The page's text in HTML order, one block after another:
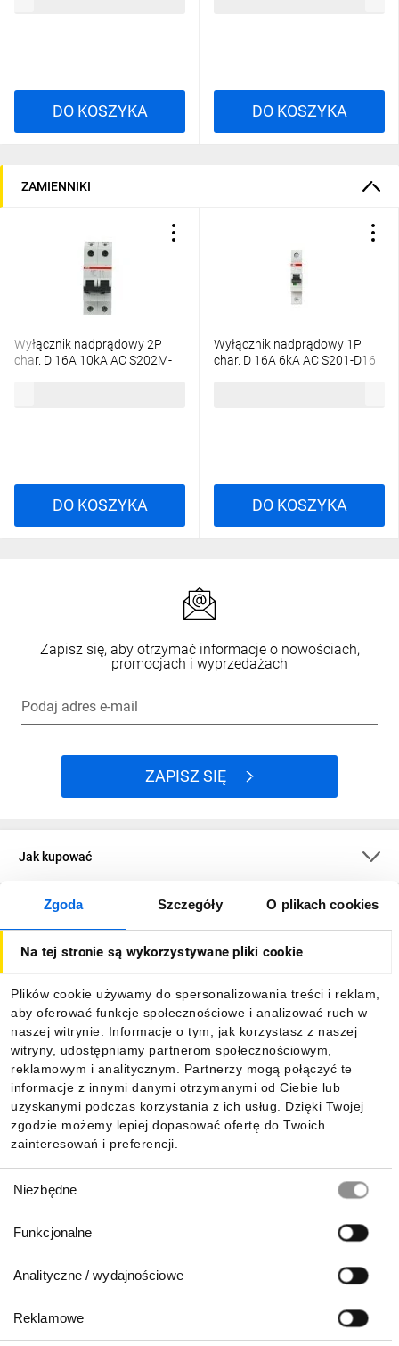
Zgoda Szczegóły O plikach cookies
Na tej stronie są wykorzystywane pliki cookie
Plików cookie używamy do spersonalizowania treści i reklam,
aby oferować funkcje społecznościowe i analizować ruch w
naszej witrynie. Informacje o tym, jak korzystasz z naszej
witryny, udostępniamy partnerom społecznościowym,
reklamowym i analitycznym. Partnerzy mogą połączyć te
informacje z innymi danymi otrzymanymi od Ciebie lub
uzyskanymi podczas korzystania z ich usług. Dzięki Twojej
zgodzie możemy lepiej dopasować ofertę do Twoich
zainteresowań i preferencji.
zgody
Niezbędne
Funkcjonalne
Analityczne / wydajnościowe
Reklamowe
DO KOSZYKA DO KOSZYKA
ZAMIENNIKI
Wyłącznik nadprądowy 2P
char. D 16A 10kA AC S202M-
DO KOSZYKA
Wyłącznik nadprądowy 1P
char. D 16A 6kA AC S201-D16
DO KOSZYKA
Zapisz się, aby otrzymać informacje o nowościach,
promocjach i wyprzedażach
Podaj adres e-mail
ZAPISZ SIĘ
Jak kupować
O firmie
Informacje
Pobierz naszą aplikację mobilną: